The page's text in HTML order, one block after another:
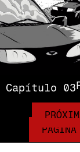
Capítulo 03